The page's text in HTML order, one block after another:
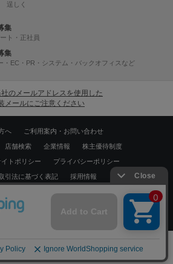
逞しく
集
ト・正社員
集
・EC・PR・システム・バックオフィスなど
のメールアドレスを使用した
メールにご注意ください
へ ご利用案内・お問い合わせ
店舗検索 企業情報 株主優待制度
イトポリシー プライバシーポリシー
引法に基づく表記 採用情報
WORLD CO.,LTD. All rights reserved.
スマートフォン ｜PC